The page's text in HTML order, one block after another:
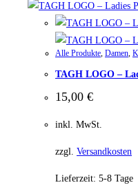
Alle Produkte, Damen,
TAGH LOGO –
15,00 €
inkl. MwSt.
zzgl. Versandkosten
Lieferzeit: 5-8 Tage